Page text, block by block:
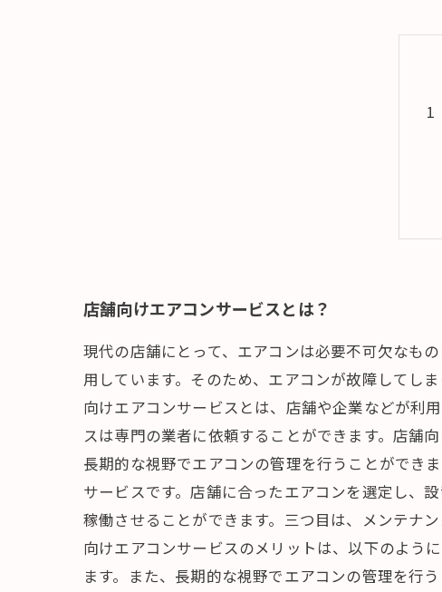
店舗向けエアコンサービスとは？
現代の店舗にとって、エアコンは必要不可欠なも
用しています。そのため、エアコンが故障してし
向けエアコンサービスとは、店舗や企業などが利
スは専門の業者に依頼することができます。店舗
長期的な視野でエアコンの管理を行うことができ
サービスです。店舗に合ったエアコンを選定し、
稼働させることができます。三つ目は、メンテナ
向けエアコンサービスのメリットは、以下のよう
ます。また、長期的な視野でエアコンの管理を行